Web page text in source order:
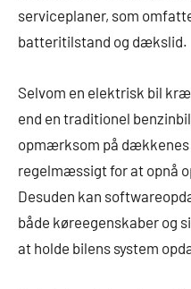
serviceplaner, som
batteritilstand og dækslid.
Selvom en elektrisk bil
end en traditionel
opmærksom på
regelmæssigt for at opnå
Desuden kan
både køreegenskaber og
at holde bilens system